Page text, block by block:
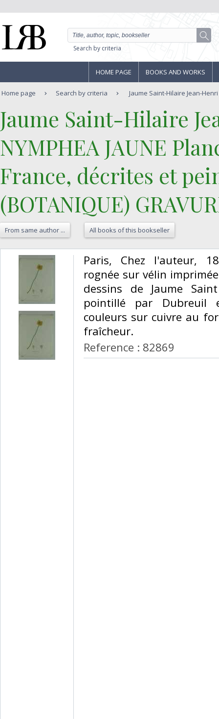
Search by criteria
HOME PAGE BOOKS AND WORKS
Home page Search by criteria Jaume Saint-Hilaire Jean-Henri
‎Jaume Saint-Hilaire
‎NYMPHEA JAUNE
France, décrites et
(BOTANIQUE)
From same author ... All books of this bookseller
‎Paris, Chez l'auteur,
rognée sur vélin
dessins de Jaume
pointillé par Dubreuil
couleurs sur cuivre au
fraîcheur. ‎
Reference : 82869